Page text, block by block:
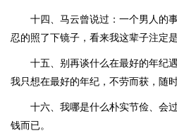
十四、马云曾说过：一个男人的
忍的照了下镜子，看来我这辈子注定
十五、别再谈什么在最好的年纪
我只想在最好的年纪，不劳而获，随
十六、我哪是什么朴实节俭、会
钱而已。